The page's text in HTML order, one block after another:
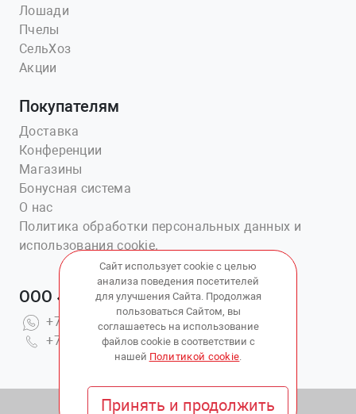
Лошади
Пчелы
СельХоз
Акции
Покупателям
Доставка
Конференции
Магазины
Бонусная система
О нас
Политика обработки персональных данных и
использования cookie.
ООО «Ветаптека №1»
+7(914)703-76-43
+7(423)202-51-15 вн.4
© 2010 - 2026 Copyright:ВетАптека ДВ
Сайт использует cookie с целью
анализа поведения посетителей
для улучшения Сайта. Продолжая
пользоваться Сайтом, вы
соглашаетесь на использование
файлов cookie в соответствии с
нашей Политикой cookie.
Принять и продолжить